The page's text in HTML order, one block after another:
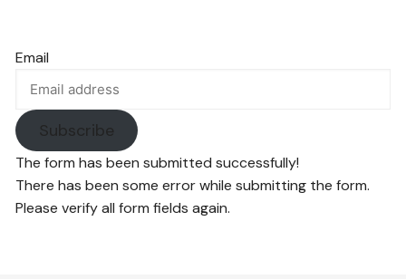
Email
Subscribe
The form has been submitted successfully!
There has been some error while submitting the form.
Please verify all form fields again.